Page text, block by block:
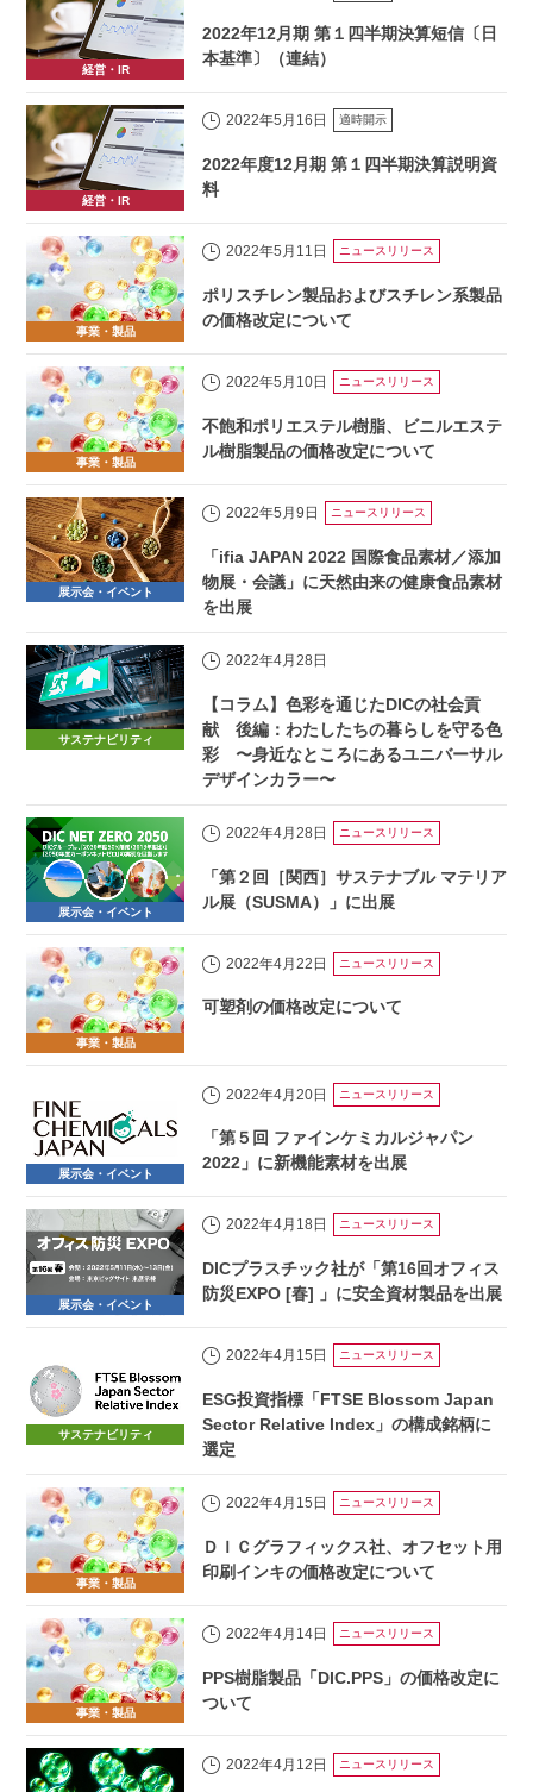
経営・IR
2022年12月期 第１四半期決算短信〔日
本基準〕（連結）
経営・IR
2022年5月16日 適時開示
2022年度12月期 第１四半期決算説明資
料
事業・製品
2022年5月11日 ニュースリリース
ポリスチレン製品およびスチレン系製品
の価格改定について
事業・製品
2022年5月10日 ニュースリリース
不飽和ポリエステル樹脂、ビニルエステ
ル樹脂製品の価格改定について
展示会・イベント
2022年5月9日 ニュースリリース
「ifia JAPAN 2022 国際食品素材／添加
物展・会議」に天然由来の健康食品素材
を出展
サステナビリティ
2022年4月28日
【コラム】色彩を通じたDICの社会貢
献 後編：わたしたちの暮らしを守る色
彩 〜身近なところにあるユニバーサル
デザインカラー〜
展示会・イベント
2022年4月28日 ニュースリリース
「第２回［関西］サステナブル マテリア
ル展（SUSMA）」に出展
事業・製品
2022年4月22日 ニュースリリース
可塑剤の価格改定について
展示会・イベント
2022年4月20日 ニュースリリース
「第５回 ファインケミカルジャパン
2022」に新機能素材を出展
展示会・イベント
2022年4月18日 ニュースリリース
DICプラスチック社が「第16回オフィス
防災EXPO [春] 」に安全資材製品を出展
サステナビリティ
2022年4月15日 ニュースリリース
ESG投資指標「FTSE Blossom Japan
Sector Relative Index」の構成銘柄に
選定
事業・製品
2022年4月15日 ニュースリリース
ＤＩＣグラフィックス社、オフセット用
印刷インキの価格改定について
事業・製品
2022年4月14日 ニュースリリース
PPS樹脂製品「DIC.PPS」の価格改定に
ついて
2022年4月12日 ニュースリリース